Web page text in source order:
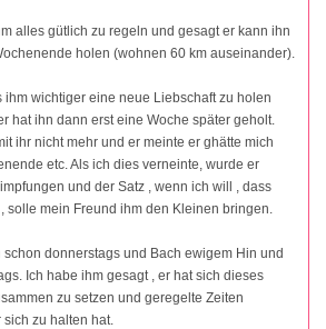
alles gütlich zu regeln und gesagt er kann ihn
holen (wohnen 60 km auseinander).
ihm wichtiger eine neue Liebschaft zu holen
hat ihn dann erst eine Woche später geholt.
ihr nicht mehr und er meinte er ghätte mich
etc. Als ich dies verneinte, wurde er
und der Satz , wenn ich will , dass
solle mein Freund ihm den Kleinen bringen.
donnerstags und Bach ewigem Hin und
Ich habe ihm gesagt , er hat sich dieses
zu setzen und geregelte Zeiten
zu halten hat.